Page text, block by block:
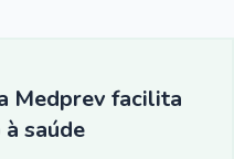
Medprev facilita
saúde